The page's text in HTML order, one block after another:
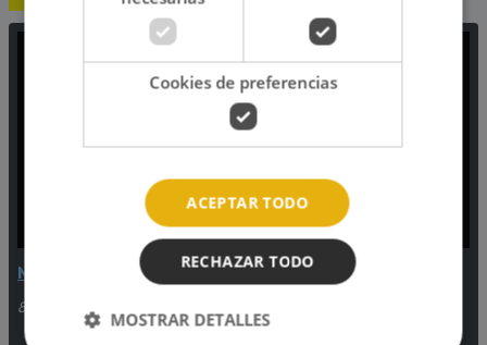
Música Continuada
8:00pm - Media noche
Música Continuada
Cookies de preferencias
ACEPTAR TODO
RECHAZAR TODO
MOSTRAR DETALLES